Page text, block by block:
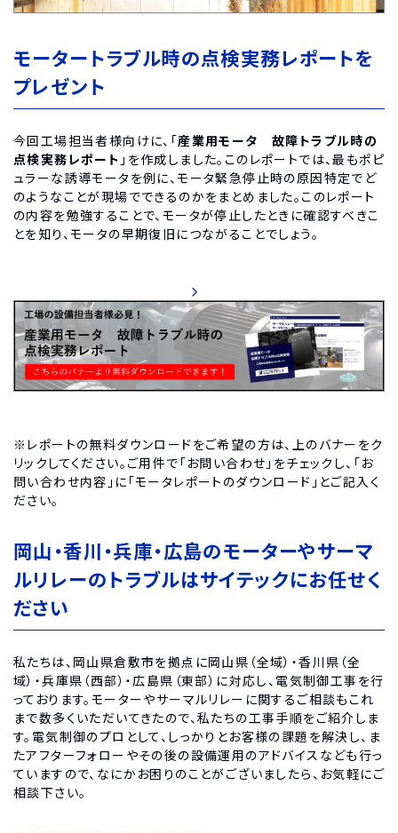
モータートラブル時の点検実務レポートを
プレゼント
今回工場担当者様向けに、「産業用モータ 故障トラブル時の
点検実務レポート 」を作成しました。このレポートでは、最もポピ
ュラーな誘導モータを例に、モータ緊急停止時の原因特定でど
のようなことが現場でできるのかをまとめました。このレポート
の内容を勉強することで、モータが停止したときに確認すべきこ
とを知り、モータの早期復旧につながることでしょう。
※レポートの無料ダウンロードをご希望の方は、上のバナーをク
リックしてください。ご用件で「お問い合わせ」をチェックし、「お
問い合わせ内容」に「モータレポートのダウンロード」とご記入く
ださい。
岡山・香川・兵庫・広島のモーターやサーマ
ルリレーのトラブルはサイテックにお任せく
ださい
私たちは、岡山県倉敷市を拠点に岡山県（全域）・香川県（全
域）・兵庫県（西部）・広島県（東部）に対応し、電気制御工事を行
っております。モーターやサーマルリレーに関するご相談もこれ
まで数多くいただいてきたので、私たちの工事手順をご紹介しま
す。電気制御のプロとして、しっかりとお客様の課題を解決し、ま
たアフターフォローやその後の設備運用のアドバイスなども行っ
ていますので、なにかお困りのことがございましたら、お気軽にご
相談下さい。